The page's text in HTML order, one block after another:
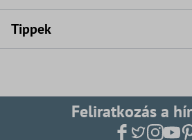
Tippek
Feliratkozás a